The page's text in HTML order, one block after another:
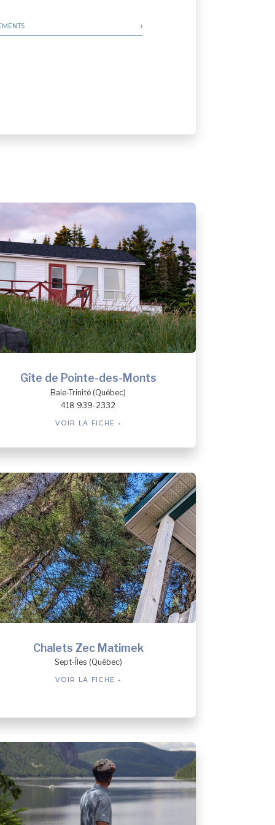
Gîte de Pointe-des-Monts
Baie-Trinité (Québec)
418 939-2332
VOIR LA FICHE
Chalets Zec Matimek
Sept-Îles (Québec)
VOIR LA FICHE